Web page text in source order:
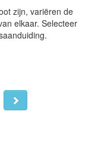
zijn, variëren de
elkaar. Selecteer